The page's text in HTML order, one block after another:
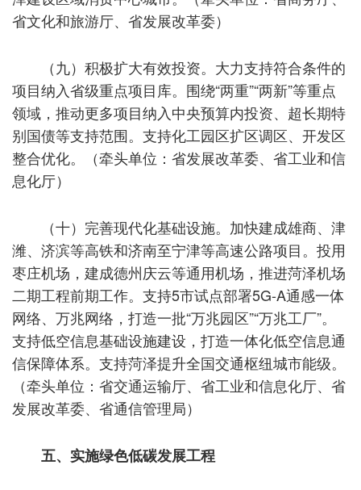
省文化和旅游厅、省发展改革委）
（九）积极扩大有效投资。大力支持符合条件的
项目纳入省级重点项目库。围绕“两重”“两新”等重点
领域，推动更多项目纳入中央预算内投资、超长期特
别国债等支持范围。支持化工园区扩区调区、开发区
整合优化。（牵头单位：省发展改革委、省工业和信
息化厅）
（十）完善现代化基础设施。加快建成雄商、津
潍、济滨等高铁和济南至宁津等高速公路项目。投用
枣庄机场，建成德州庆云等通用机场，推进菏泽机场
二期工程前期工作。支持5市试点部署5G-A通感一体
网络、万兆网络，打造一批“万兆园区”“万兆工厂”。
支持低空信息基础设施建设，打造一体化低空信息通
信保障体系。支持菏泽提升全国交通枢纽城市能级。
（牵头单位：省交通运输厅、省工业和信息化厅、省
发展改革委、省通信管理局）
五、实施绿色低碳发展工程